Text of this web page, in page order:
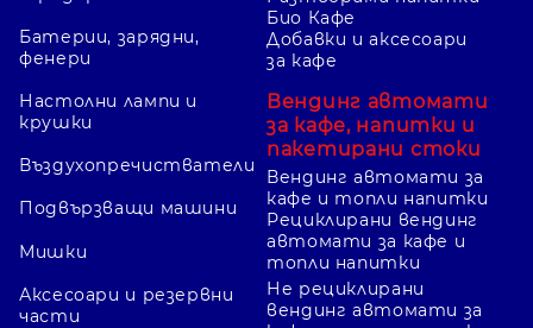
Батерии, зарядни,
фенери
Настолни лампи и
крушки
Въздухопречистватели
Подвързващи машини
Мишки
Аксесоари и резервни
части
Био Кафе
Добавки и аксесоари
за кафе
Вендинг автомати
за кафе, напитки и
пакетирани стоки
Вендинг автомати за
кафе и топли напитки
Рециклирани вендинг
автомати за кафе и
топли напитки
Не рециклирани
вендинг автомати за